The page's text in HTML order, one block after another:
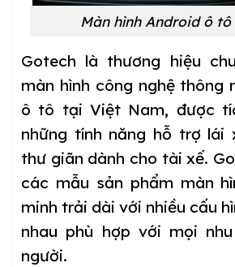
Màn hình Android ô tô
Gotech là thương hiệu
màn hình công nghệ thông
ô tô tại Việt Nam, được
những tính năng hỗ trợ lái
thư giãn dành cho tài xế.
các mẫu sản phẩm màn
minh trải dài với nhiều cấu
nhau phù hợp với mọi
người.